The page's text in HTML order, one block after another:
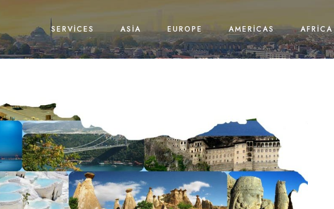
SERVICES ASIA EUROPE AMERICAS AFRICA